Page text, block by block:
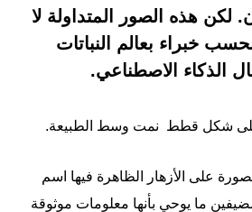
لكن هذه الصور المتداولة لا
خبراء بعالم النباتات
الذكاء الاصطناعي.
على شكل قطط نمت وسط الطبيعة.
على الأزهار الظاهرة فيها اسم
ما يوحي بأنها معلومات موثوقة